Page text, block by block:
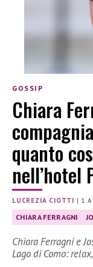
GOSSIP
Chiara
quanto
nell’hotel
LUCREZIA CIOTTI | 1
CHIARA FERRAGNI
Chiara Ferragni e
Lago di Como: